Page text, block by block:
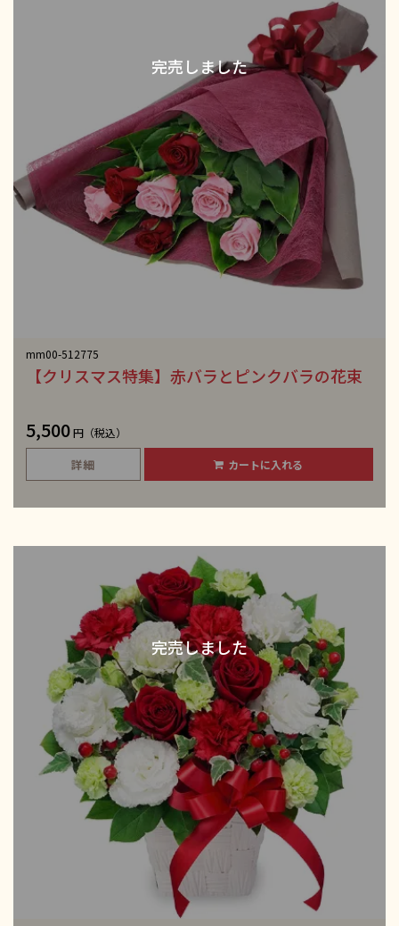
mm00-512775
【クリスマス特集】赤バラとピンクバラの花束
5,500円（税込）
詳細 カートに入れる